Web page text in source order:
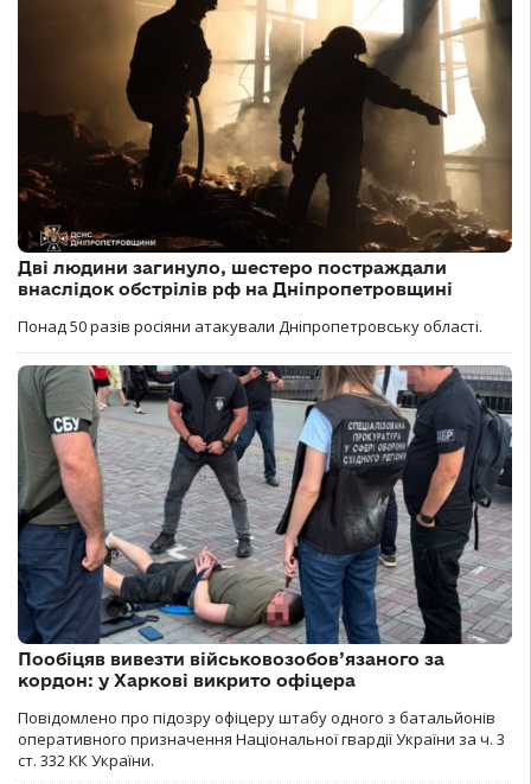
Дві людини загинуло, шестеро постраждали
внаслідок обстрілів рф на Дніпропетровщині
Понад 50 разів росіяни атакували Дніпропетровську області.
Пообіцяв вивезти військовозобов’язаного за
кордон: у Харкові викрито офіцера
Повідомлено про підозру офіцеру штабу одного з батальйонів
оперативного призначення Національної гвардії України за ч. 3
ст. 332 КК України.